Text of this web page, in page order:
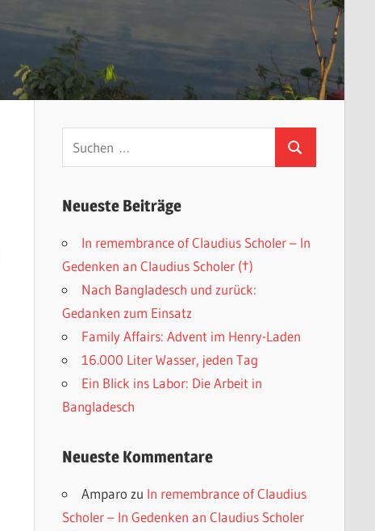
Suchen
nach:
Suchen
Neueste Beiträge
In remembrance of Claudius Scholer – In
Gedenken an Claudius Scholer (†)
Nach Bangladesch und zurück:
Gedanken zum Einsatz
Family Affairs: Advent im Henry-Laden
16.000 Liter Wasser, jeden Tag
Ein Blick ins Labor: Die Arbeit in
Bangladesch
Neueste Kommentare
Amparo zu In remembrance of Claudius
Scholer – In Gedenken an Claudius Scholer